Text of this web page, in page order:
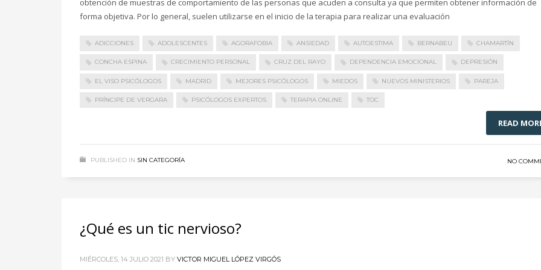
obtención de muestras de comportamiento de las personas que acuden a consulta ya que permiten obtener información de
forma objetiva. Por lo general, suelen utilizarse en el inicio de la terapia para realizar una evaluación
ADICCIONES ADOLESCENTES AGORAFOBIA ANSIEDAD AUTOESTIMA BERNABEU CHAMARTÍN
CONCHA ESPINA CRECIMIENTO PERSONAL CRUZ DEL RAYO DEPENDENCIA EMOCIONAL DEPRESIÓN
EL VISO PSICÓLOGOS MADRID MEJORES PSICÓLOGOS MIEDOS NUEVOS MINISTERIOS PAREJA
PRÍNCIPE DE VERGARA PSICÓLOGOS EXPERTOS TERAPIA ONLINE TOC
READ
PUBLISHED IN SIN CATEGORÍA NO
¿Qué es un tic nervioso?
MIÉRCOLES, 14 JULIO 2021 BY VICTOR MIGUEL LÓPEZ VIRGÓS